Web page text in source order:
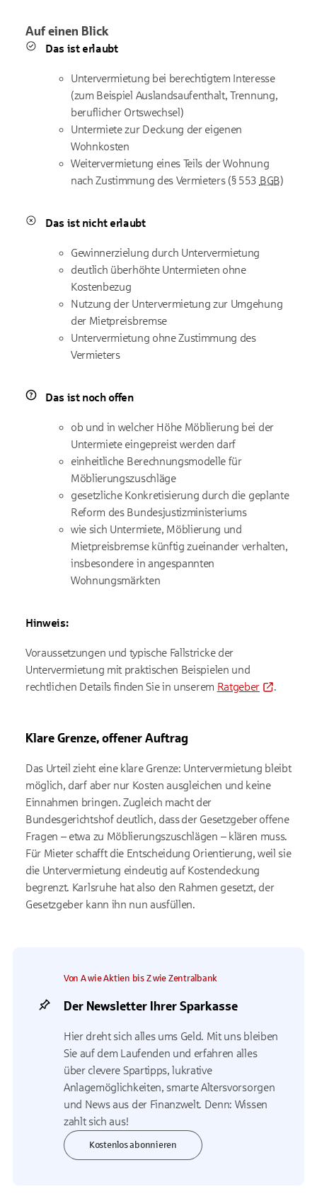
Auf einen Blick
Das ist erlaubt
Untervermietung bei berechtigtem Interesse
(zum Beispiel Auslandsaufenthalt, Trennung,
beruflicher Ortswechsel)
Untermiete zur Deckung der eigenen
Wohnkosten
Weitervermietung eines Teils der Wohnung
nach Zustimmung des Vermieters (§ 553 BGB)
Das ist nicht erlaubt
Gewinnerzielung durch Untervermietung
deutlich überhöhte Untermieten ohne
Kostenbezug
Nutzung der Untervermietung zur Umgehung
der Mietpreisbremse
Untervermietung ohne Zustimmung des
Vermieters
Das ist noch offen
ob und in welcher Höhe Möblierung bei der
Untermiete eingepreist werden darf
einheitliche Berechnungsmodelle für
Möblierungszuschläge
gesetzliche Konkretisierung durch die geplante
Reform des Bundesjustizministeriums
wie sich Untermiete, Möblierung und
Mietpreisbremse künftig zueinander verhalten,
insbesondere in angespannten
Wohnungsmärkten
Hinweis:
Voraussetzungen und typische Fallstricke der
Untervermietung mit praktischen Beispielen und
rechtlichen Details finden Sie in unserem Ratgeber .
Klare Grenze, offener Auftrag
Das Urteil zieht eine klare Grenze: Untervermietung bleibt
möglich, darf aber nur Kosten ausgleichen und keine
Einnahmen bringen. Zugleich macht der
Bundesgerichtshof deutlich, dass der Gesetzgeber offene
Fragen – etwa zu Möblierungszuschlägen – klären muss.
Für Mieter schafft die Entscheidung Orientierung, weil sie
die Untervermietung eindeutig auf Kostendeckung
begrenzt. Karlsruhe hat also den Rahmen gesetzt, der
Gesetzgeber kann ihn nun ausfüllen.
Von A wie Aktien bis Z wie Zentralbank
Der Newsletter Ihrer Sparkasse
Hier dreht sich alles ums Geld. Mit uns bleiben
Sie auf dem Laufenden und erfahren alles
über clevere Spartipps, lukrative
Anlagemöglichkeiten, smarte Altersvorsorgen
und News aus der Finanzwelt. Denn: Wissen
zahlt sich aus!
Kostenlos abonnieren